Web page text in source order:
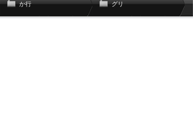
か行 グリ